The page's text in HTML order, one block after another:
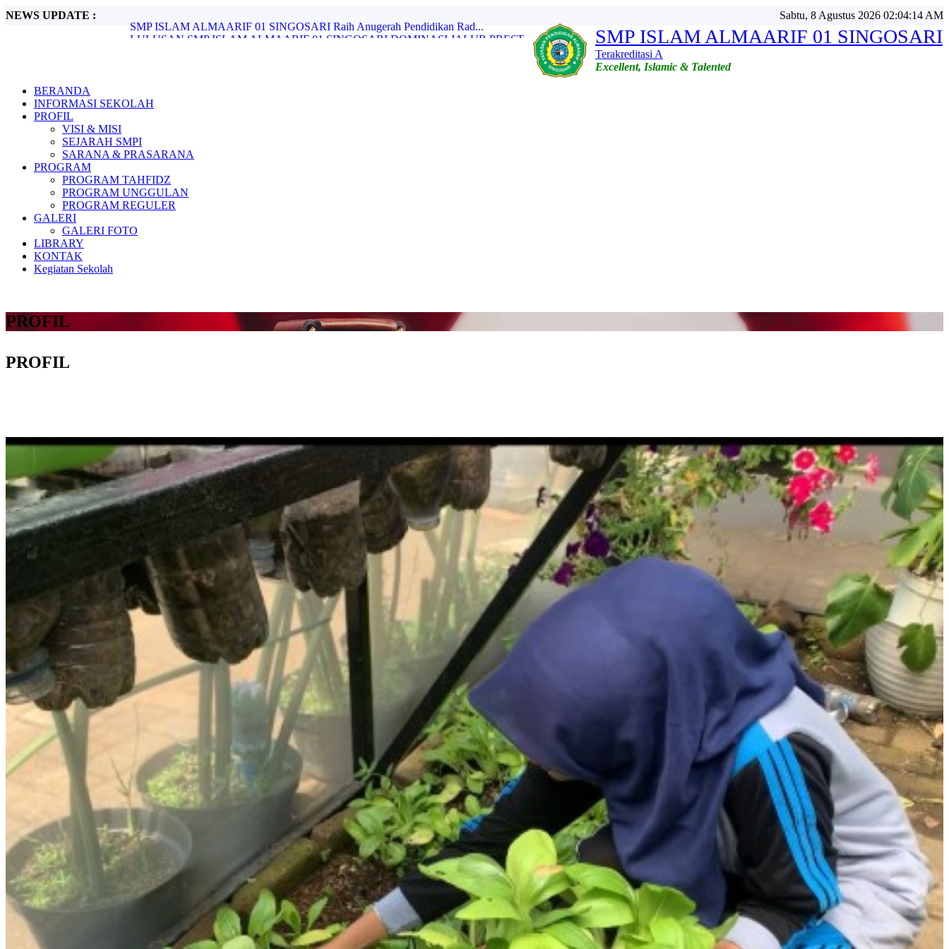
NEWS UPDATE :
LULUSAN SMP ISLAM ALMAARIF 01 SINGOSARI DOMINASI JALUR PREST...
SMPI ALMAARIF 01 SINGOSARI Gelar Tes Psikologi Siswa Baru Ta...
INOVASI ADIWIYATA: SISWA SMPI ALMAARIF 01 SINGOSARI SULAP KE...
SMP ISLAM ALMAARIF 01 SINGOSARI Raih Anugerah Pendidikan Rad...
Sabtu, 8 Agustus 2026 02:04:17 AM
SMP ISLAM ALMAARIF 01 SINGOSARI
Terakreditasi A
Excellent, Islamic & Talented
BERANDA
INFORMASI SEKOLAH
PROFIL
VISI & MISI
SEJARAH SMPI
SARANA & PRASARANA
PROGRAM
PROGRAM TAHFIDZ
PROGRAM UNGGULAN
PROGRAM REGULER
GALERI
GALERI FOTO
LIBRARY
KONTAK
Kegiatan Sekolah
PROFIL
PROFIL